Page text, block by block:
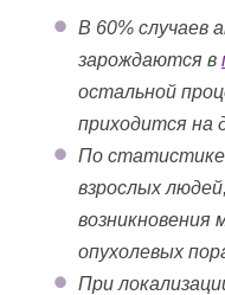
В 60% случаев
зарождаются в
остальной
приходится на
По статистике
взрослых
возникновения
опухолевых
При